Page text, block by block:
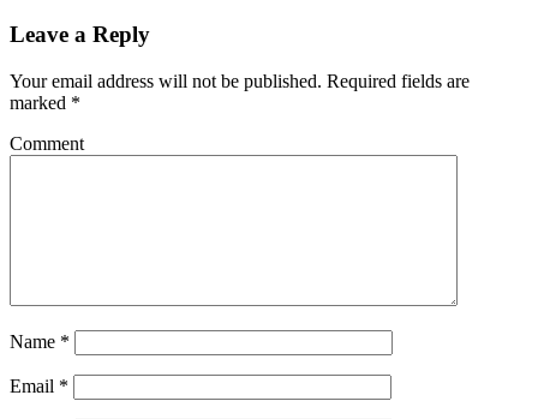
Leave a Reply
Your email address will not be published. Required fields are
marked *
Comment
Name *
Email *